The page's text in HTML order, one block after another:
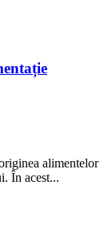
alimentelor
În acest...